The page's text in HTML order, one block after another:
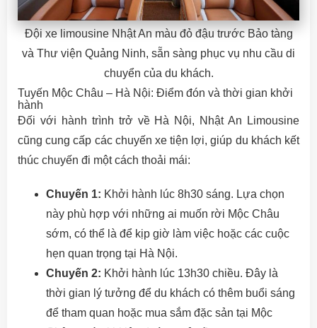
Đội xe limousine Nhật An màu đỏ đậu trước Bảo tàng
và Thư viện Quảng Ninh, sẵn sàng phục vụ nhu cầu di
chuyển của du khách.
Tuyến Mộc Châu – Hà Nội: Điểm đón và thời gian khởi
hành
Đối với hành trình trở về Hà Nội, Nhật An Limousine
cũng cung cấp các chuyến xe tiện lợi, giúp du khách kết
thúc chuyến đi một cách thoải mái:
Chuyến 1: Khởi hành lúc 8h30 sáng. Lựa chọn
này phù hợp với những ai muốn rời Mộc Châu
sớm, có thể là để kịp giờ làm việc hoặc các cuộc
hẹn quan trọng tại Hà Nội.
Chuyến 2: Khởi hành lúc 13h30 chiều. Đây là
thời gian lý tưởng để du khách có thêm buổi sáng
để tham quan hoặc mua sắm đặc sản tại Mộc